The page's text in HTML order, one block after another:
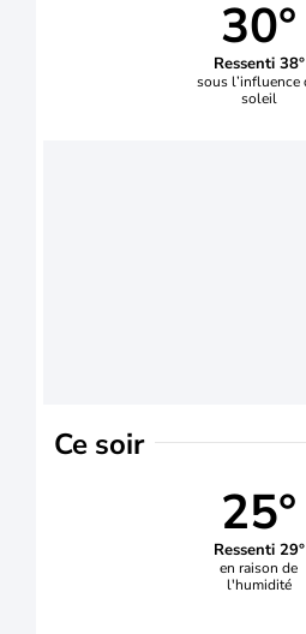
30°
Ressenti 38°
sous l’influence
soleil
Ce soir
25°
Ressenti 29°
en raison de
l'humidité